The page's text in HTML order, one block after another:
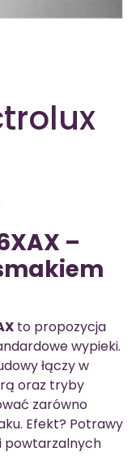
–
to propozycja
wypieki.
łączy w
oraz tryby
zarówno
Efekt? Potrawy
powtarzalnych